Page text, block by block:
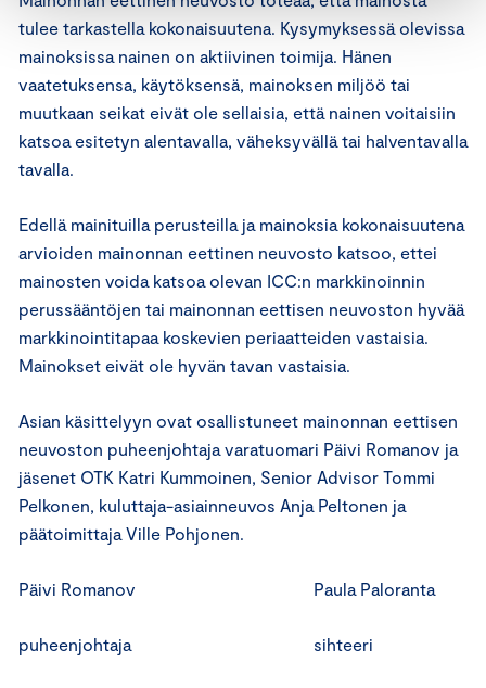
tulee tarkastella kokonaisuutena. Kysymyksessä olevissa
mainoksissa nainen on aktiivinen toimija. Hänen
vaatetuksensa, käytöksensä, mainoksen miljöö tai
muutkaan seikat eivät ole sellaisia, että nainen voitaisiin
katsoa esitetyn alentavalla, väheksyvällä tai halventavalla
tavalla.
Edellä mainituilla perusteilla ja mainoksia kokonaisuutena
arvioiden mainonnan eettinen neuvosto katsoo, ettei
mainosten voida katsoa olevan ICC:n markkinoinnin
perussääntöjen tai mainonnan eettisen neuvoston hyvää
markkinointitapaa koskevien periaatteiden vastaisia.
Mainokset eivät ole hyvän tavan vastaisia.
Asian käsittelyyn ovat osallistuneet mainonnan eettisen
neuvoston puheenjohtaja varatuomari Päivi Romanov ja
jäsenet OTK Katri Kummoinen, Senior Advisor Tommi
Pelkonen, kuluttaja-asiainneuvos Anja Peltonen ja
päätoimittaja Ville Pohjonen.
Päivi Romanov Paula Paloranta
puheenjohtaja sihteeri